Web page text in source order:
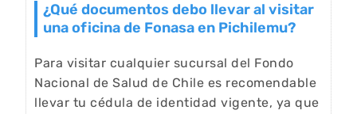
¿Qué documentos debo llevar al visitar
una oficina de Fonasa en Pichilemu?
Para visitar cualquier sucursal del Fondo
Nacional de Salud de Chile es recomendable
llevar tu cédula de identidad vigente, ya que